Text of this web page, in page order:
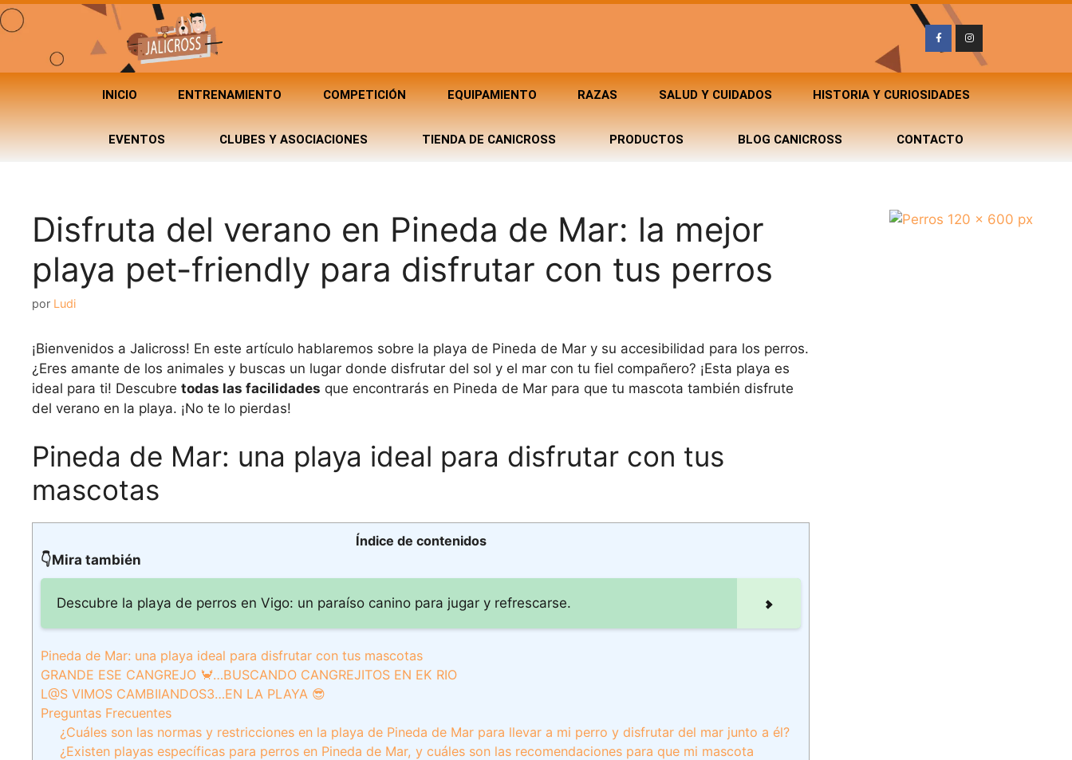
INICIO ENTRENAMIENTO COMPETICIÓN EQUIPAMIENTO RAZAS SALUD Y CUIDADOS HISTORIA Y CURIOSIDADES
EVENTOS CLUBES Y ASOCIACIONES TIENDA DE CANICROSS PRODUCTOS BLOG CANICROSS CONTACTO
Disfruta del verano en Pineda de Mar: la mejor
playa pet-friendly para disfrutar con tus perros
por Ludi
¡Bienvenidos a Jalicross! En este artículo hablaremos sobre la playa de Pineda de Mar y su accesibilidad para los perros.
¿Eres amante de los animales y buscas un lugar donde disfrutar del sol y el mar con tu fiel compañero? ¡Esta playa es
ideal para ti! Descubre todas las facilidades que encontrarás en Pineda de Mar para que tu mascota también disfrute
del verano en la playa. ¡No te lo pierdas!
Pineda de Mar: una playa ideal para disfrutar con tus
mascotas
Índice de contenidos
👇Mira también
Descubre la playa de perros en Vigo: un paraíso canino para jugar y refrescarse.
Pineda de Mar: una playa ideal para disfrutar con tus mascotas
GRANDE ESE CANGREJO 🦀…BUSCANDO CANGREJITOS EN EK RIO
L@S VIMOS CAMBIIANDOS3…EN LA PLAYA 😎
Preguntas Frecuentes
¿Cuáles son las normas y restricciones en la playa de Pineda de Mar para llevar a mi perro y disfrutar del mar junto a él?
¿Existen playas específicas para perros en Pineda de Mar, y cuáles son las recomendaciones para que mi mascota